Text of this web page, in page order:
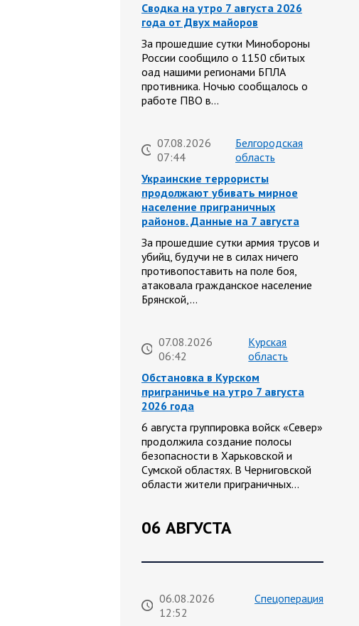
Сводка на утро 7 августа 2026
года от Двух майоров
За прошедшие сутки Минобороны
России сообщило о 1150 сбитых
оад нашими регионами БПЛА
противника. Ночью сообщалось о
работе ПВО в…
07.08.2026
07:44
Белгородская
область
Украинские террористы
продолжают убивать мирное
население приграничных
районов. Данные на 7 августа
За прошедшие сутки армия трусов и
убийц, будучи не в силах ничего
противопоставить на поле боя,
атаковала гражданское население
Брянской,…
07.08.2026
06:42
Курская
область
Обстановка в Курском
приграничье на утро 7 августа
2026 года
6 августа группировка войск «Север»
продолжила создание полосы
безопасности в Харьковской и
Сумской областях. В Черниговской
области жители приграничных…
06 АВГУСТА
06.08.2026
12:52
Спецоперация